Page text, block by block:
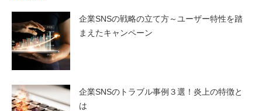
企業SNSの戦略の立て方～ユーザー特性を踏
まえたキャンペーン
企業SNSのトラブル事例３選！炎上の特徴と
は